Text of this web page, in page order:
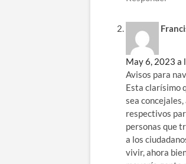
May 6, 2023 a
Avisos para
Esta clarísimo
sea
respectivos
personas que
a los
vivir, ahora